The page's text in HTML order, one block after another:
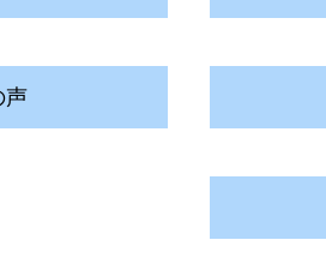
声